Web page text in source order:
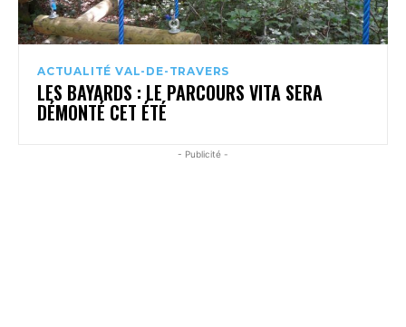
ACTUALITÉ VAL-DE-TRAVERS
LES BAYARDS : LE PARCOURS VITA SERA
DÉMONTÉ CET ÉTÉ
- Publicité -